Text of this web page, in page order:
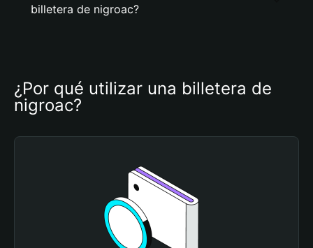
billetera de nigroac?
¿Por qué utilizar una billetera de
nigroac?